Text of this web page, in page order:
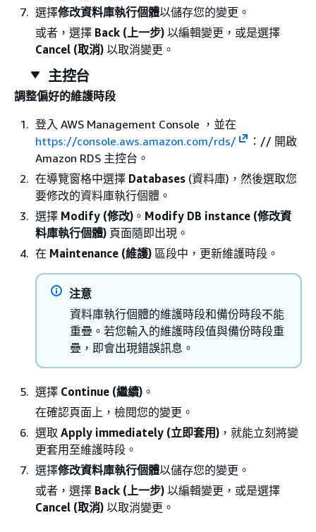
選擇修改資料庫執行個體以儲存您的變更。
或者，選擇 Back (上一步) 以編輯變更，或是選擇
Cancel (取消) 以取消變更。
主控台
調整偏好的維護時段
登入 AWS Management Console ，並在
https://console.aws.amazon.com/rds/
：// 開啟
Amazon RDS 主控台。
在導覽窗格中選擇 Databases (資料庫)，然後選取您
要修改的資料庫執行個體。
選擇 Modify (修改) 。 Modify DB instance (修改資
料庫執行個體) 頁面隨即出現。
在 Maintenance (維護) 區段中，更新維護時段。
注意
資料庫執行個體的維護時段和備份時段不能
重疊。若您輸入的維護時段值與備份時段重
疊，即會出現錯誤訊息。
選擇 Continue (繼續) 。
在確認頁面上，檢閱您的變更。
選取 Apply immediately (立即套用) ，就能立刻將變
更套用至維護時段。
選擇修改資料庫執行個體以儲存您的變更。
或者，選擇 Back (上一步) 以編輯變更，或是選擇
Cancel (取消) 以取消變更。